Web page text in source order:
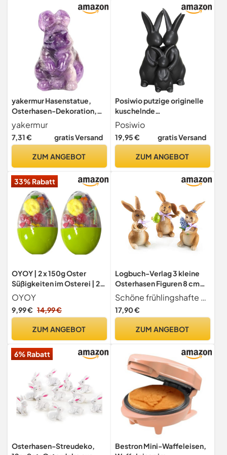
yakermur Hasenstatue,
Osterhasen-Dekoration,
Pocket Bunny Statue
Crystals Ostern Dekoration
| Cartoon Tier Edelstein
Craft Ornament für
yakermur
7,31 € gratis Versand
ZUM ANGEBOT
Posiwio putzige originelle
kuschelnde
Osterhasenfamilie aus
Porzellan in schwarz matt
als 3-er Figur
Posiwio
19,95 € gratis Versand
ZUM ANGEBOT
33% Rabatt
OYOY | 2 x 150g Oster
Süßigkeiten im Osterei | 2x
18 Teile Süßigkeiten Mix mit
Lollies Marshmallows
Kaubonbons | Ostern
Erwachsene
OYOY
9,99 € 14,99 €
ZUM ANGEBOT
Logbuch-Verlag 3 kleine
Osterhasen Figuren 8 cm
Osterdeko Hasen zum
Hinstellen kleines
Ostergeschenk
Schöne frühlingshafte Osterhasenfiguren in braun verziert mit einem Strauß Lavendel, einem Osterei und einer Schnecke.
17,90 €
ZUM ANGEBOT
6% Rabatt
Osterhasen-Streudeko,
Bestron Mini-Waffeleisen,